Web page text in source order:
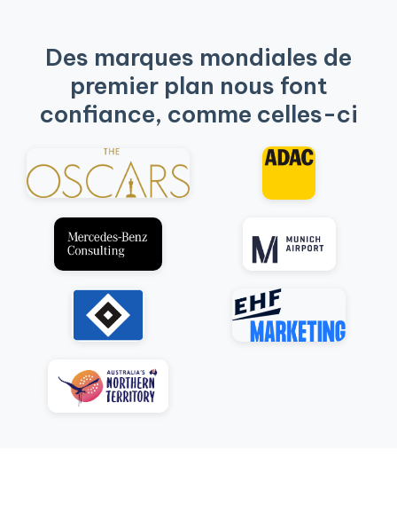
Des marques mondiales de
premier plan nous font
confiance, comme celles-ci